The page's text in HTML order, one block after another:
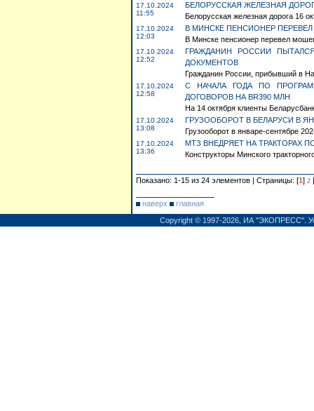
17.10.2024
11:55
БЕЛОРУССКАЯ ЖЕЛЕЗНАЯ
Белорусская железная дорога 16
17.10.2024
12:03
В МИНСКЕ ПЕНСИОНЕР
В Минске пенсионер перевел
17.10.2024
12:52
ГРАЖДАНИН РОССИИ
ДОКУМЕНТОВ
Гражданин России, прибывший в
17.10.2024
12:58
С НАЧАЛА ГОДА ПО
ДОГОВОРОВ НА BR390 МЛН
На 14 октября клиенты
17.10.2024
13:08
ГРУЗООБОРОТ В БЕЛАРУСИ В
Грузооборот в январе-сентябре
17.10.2024
13:36
МТЗ ВНЕДРЯЕТ НА ТРАКТОРАХ
Конструкторы Минского
Показано: 1-15 из 24 элементов | Страницы: [1] 2 |
наверх
главная
Copyright © 1997-2026, ИА "ЭКОПРЕСС".